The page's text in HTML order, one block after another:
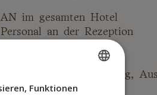
im gesamten Hotel
an der Rezeption
(Ticketreservierung,
SPANISH
Funktionen